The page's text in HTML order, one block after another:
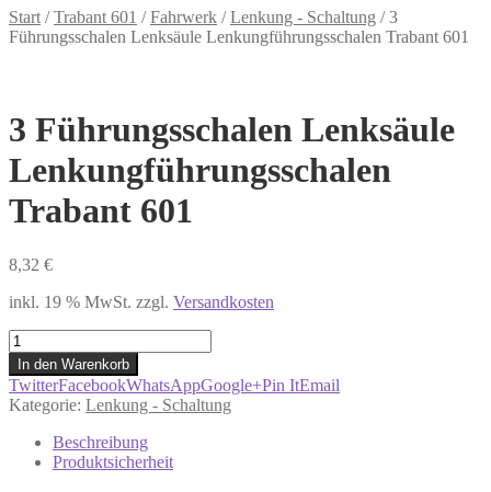
Start /Trabant 601 /Fahrwerk /Lenkung - Schaltung /3
Führungsschalen Lenksäule Lenkungführungsschalen Trabant 601
3 Führungsschalen Lenksäule
Lenkungführungsschalen
Trabant 601
8,32 €
inkl. 19 % MwSt. zzgl. Versandkosten
3
Führungsschalen
Lenksäule
Lenkungführungsschalen
Trabant
Menge
In den Warenkorb
TwitterFacebookWhatsAppGoogle+Pin ItEmail
Kategorie: Lenkung - Schaltung
Beschreibung
Produktsicherheit